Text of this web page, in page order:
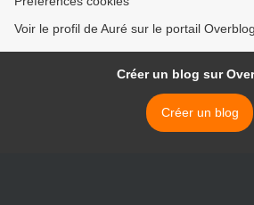
Voir le profil de Auré sur le portail Overblog
Créer un blog sur
Créer un blog